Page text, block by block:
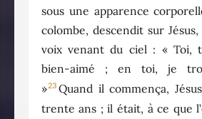
sous une apparence
colombe, descendit sur
voix venant du ciel : « Toi,
bien-aimé ; en toi, je
»23 Quand il commença,
trente ans ; il était, à ce que